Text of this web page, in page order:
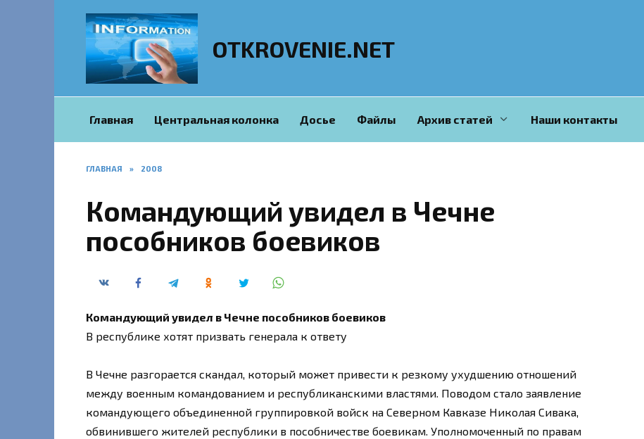
OTKROVENIE.NET
Главная Центральная колонка Досье Файлы Архив статей Наши контакты
ГЛАВНАЯ » 2008
Командующий увидел в Чечне
пособников боевиков
Командующий увидел в Чечне пособников боевиков
В республике хотят призвать генерала к ответу
В Чечне разгорается скандал, который может привести к резкому ухудшению отношений
между военным командованием и республиканскими властями. Поводом стало заявление
командующего объединенной группировкой войск на Северном Кавказе Николая Сивака,
обвинившего жителей республики в пособничестве боевикам. Уполномоченный по правам